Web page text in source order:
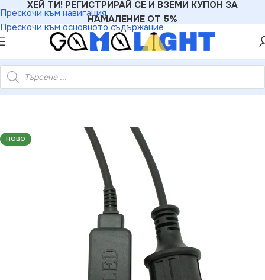
Прескочи към навигация
Прескочи към основното съдържание
ХЕЙ ТИ! РЕГИСТРИРАЙ СЕ И ВЗЕМИ КУПОН ЗА
НАМАЛЕНИЕ ОТ 5%
Захранващ кабел щепсел за 3-жилна LED лента – IP44 1.5 м
НОВО